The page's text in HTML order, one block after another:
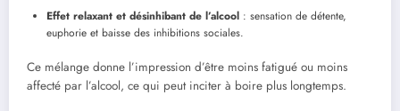
Effet relaxant et désinhibant de l’alcool : sensation de détente,
euphorie et baisse des inhibitions sociales.
Ce mélange donne l’impression d’être moins fatigué ou moins
affecté par l’alcool, ce qui peut inciter à boire plus longtemps.